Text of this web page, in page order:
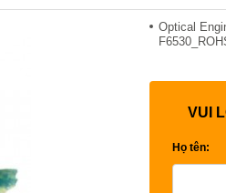
Optical
VUI
Họ tên: